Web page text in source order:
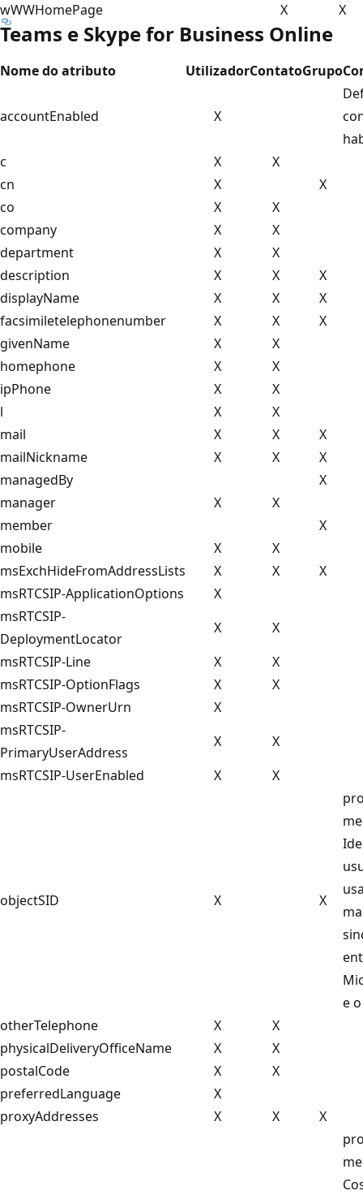
wWWHomePage X X
Teams e Skype for Business Online
Nome do atributo UtilizadorContatoGrupo
accountEnabled X
c
X
X
cn
X
X
co
X
X
company
X
X
department
X
X
description
X X
X
displayName
X X
X
facsimiletelephonenumber
X X
X
givenName
X
X
homephone
X
X
ipPhone
X
X
l
X
X
mail
X X
X
mailNickname
X X
X
managedBy
X
manager
X
X
member
X
mobile
X
X
msExchHideFromAddressLists
X X
X
msRTCSIP-ApplicationOptions
X
msRTCSIP-
DeploymentLocator
X
X
msRTCSIP-Line
X
X
msRTCSIP-OptionFlags
X
X
msRTCSIP-OwnerUrn
X
msRTCSIP-
PrimaryUserAddress
X
X
msRTCSIP-UserEnabled
X X
objectSID X X
e
otherTelephone
X
X
physicalDeliveryOfficeName
X
X
postalCode
X
X
preferredLanguage
X
proxyAddresses
X X
X